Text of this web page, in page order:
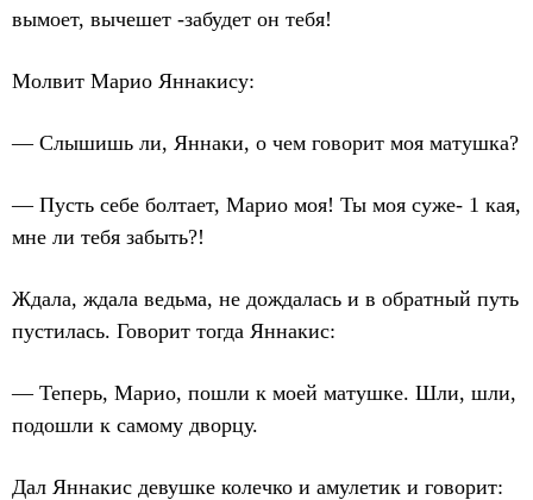
вымоет, вычешет -забудет он тебя!
Молвит Марио Яннакису:
— Слышишь ли, Яннаки, о чем говорит моя матушка?
— Пусть себе болтает, Марио моя! Ты моя суже- 1 кая,
мне ли тебя забыть?!
Ждала, ждала ведьма, не дождалась и в обратный путь
пустилась. Говорит тогда Яннакис:
— Теперь, Марио, пошли к моей матушке. Шли, шли,
подошли к самому дворцу.
Дал Яннакис девушке колечко и амулетик и говорит: